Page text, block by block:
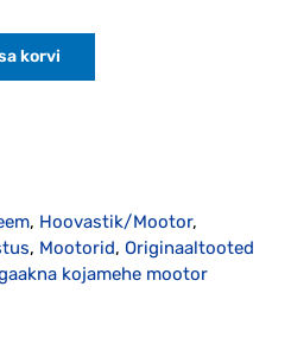
korvi
, Hoovastik/Mootor,
, Mootorid, Originaaltooted
kojamehe mootor